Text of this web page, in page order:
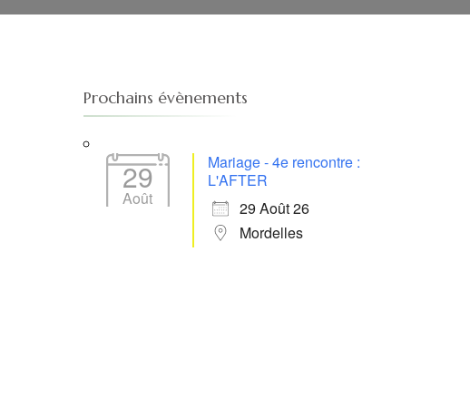
Prochains évènements
29
Août
Mariage - 4e rencontre :
L'AFTER
29 Août 26
Mordelles